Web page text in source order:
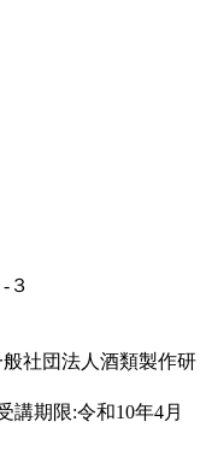
３
社団法人酒類製作研
講期限:令和10年4月